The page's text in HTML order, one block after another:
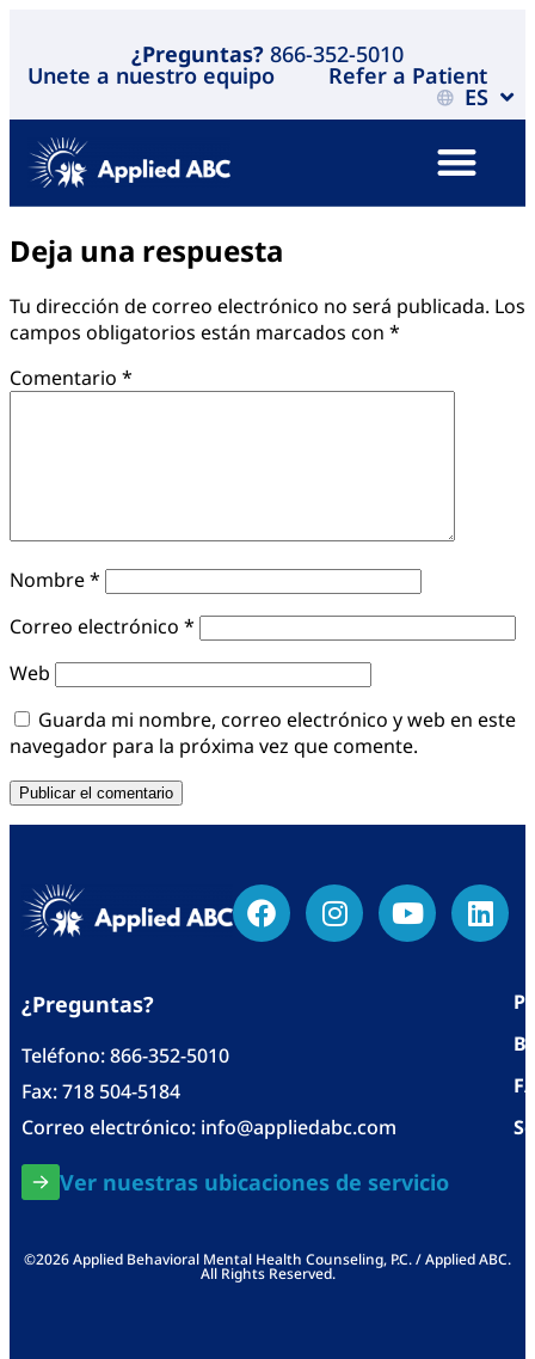
¿Preguntas? 866-352-5010
Unete a nuestro equipo Refer a Patient
ES
Deja una respuesta
Tu dirección de correo electrónico no será publicada. Los
campos obligatorios están marcados con *
Comentario *
Nombre*
Correo electrónico *
Web
Guarda mi nombre, correo electrónico y web en este
navegador para la próxima vez que comente.
¿Preguntas?
Teléfono:866-352-5010
Fax: 718 504-5184
Correo electrónico: info@appliedabc.com
Ver nuestras ubicaciones de servicio
©2026 Applied Behavioral Mental Health Counseling, P.C. / Applied ABC.
All Rights Reserved.